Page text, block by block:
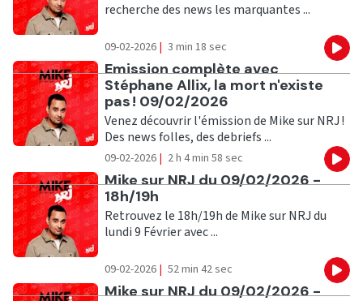
recherche des news les marquantes ...
09-02-2026 | 3 min 18 sec
Ecouter
Emission complète avec
Stéphane Allix, la mort n'existe
pas ! 09/02/2026
Venez découvrir l'émission de Mike sur NRJ !
Des news folles, des debriefs ...
09-02-2026 | 2 h 4 min 58 sec
Ecouter
Mike sur NRJ du 09/02/2026 -
18h/19h
Retrouvez le 18h/19h de Mike sur NRJ du
lundi 9 Février avec ...
09-02-2026 | 52 min 42 sec
Ecouter
Mike sur NRJ du 09/02/2026 -